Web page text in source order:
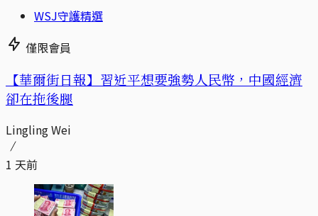
WSJ守護精選
僅限會員
【華爾街日報】習近平想要強勢人民幣，中國經濟
卻在拖後腿
Lingling Wei
1 天前